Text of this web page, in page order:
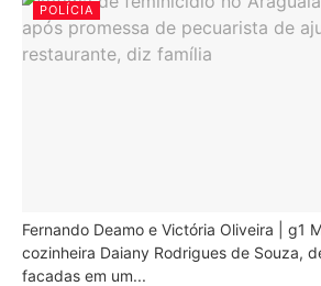
POLÍCIA
Fernando Deamo e Victória Oliveira | g1
cozinheira Daiany Rodrigues de Souza,
facadas em um...